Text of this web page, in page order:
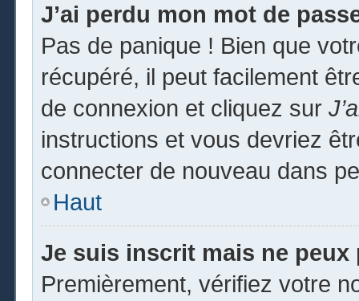
J’ai perdu mon mot de
Pas de panique ! Bien que
récupéré, il peut facilement
de connexion et cliquez sur
instructions et vous devriez
connecter de nouveau dans
Haut
Je suis inscrit mais ne peux
Premièrement, vérifiez votre